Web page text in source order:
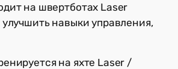
на швертботах Laser
навыки управления,
на яхте Laser /